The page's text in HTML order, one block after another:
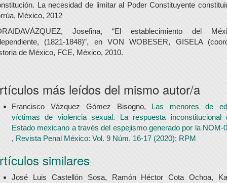
La necesidad de limitar al Poder Constituyente
México, 2012
Josefina, “El establecimiento del
(1821-1848)”, en VON WOBESER, GISELA
de México, FCE, México, 2010.
más leídos del mismo autor/a
Francisco Vázquez Gómez Bisogno, Las menores de
víctimas de violencia sexual. La respuesta inconstitucional
Estado mexicano a través del espejismo generado por la NOM-
, Revista Penal México: Vol. 9 Núm. 16-17 (2020): RPM
similares
José Luis Castellón Sosa, Ramón Héctor Cota Ochoa,